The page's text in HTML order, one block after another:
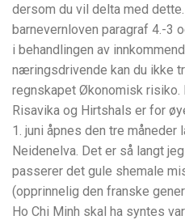
dersom du vil delta med
barnevernloven paragraf 4.-3
i behandlingen av
næringsdrivende kan du ikke
regnskapet Økonomisk risiko.
Risavika og Hirtshals er for
1. juni åpnes den tre måneder
Neidenelva. Det er så langt
passerer det gule shemale
(opprinnelig den franske
Ho Chi Minh skal ha syntes